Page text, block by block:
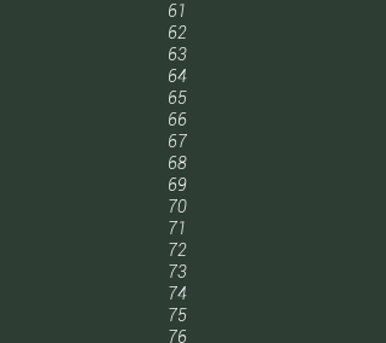
61
62
63
64
65
66
67
68
69
70
71
72
73
74
75
76